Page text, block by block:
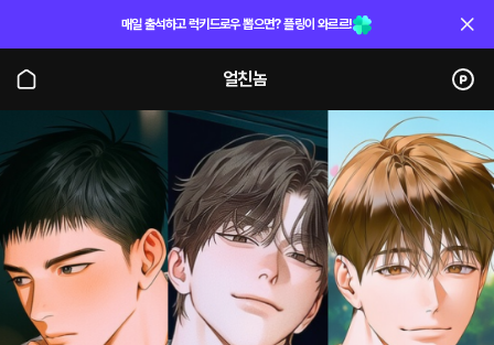
매일 출석하고 럭키드로우 뽑으면? 플링이 와르르!
얼친놈